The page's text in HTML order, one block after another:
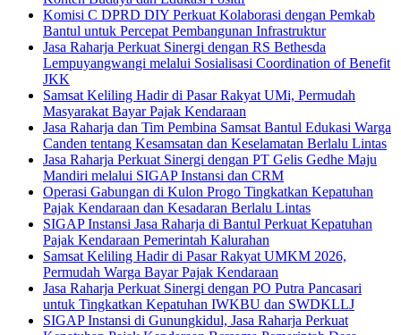
Komisi C DPRD DIY Perkuat Kolaborasi dengan Pemkab
Bantul untuk Percepat Pembangunan Infrastruktur
Jasa Raharja Perkuat Sinergi dengan RS Bethesda
Lempuyangwangi melalui Sosialisasi Coordination of Benefit
JKK
Samsat Keliling Hadir di Pasar Rakyat UMi, Permudah
Masyarakat Bayar Pajak Kendaraan
Jasa Raharja dan Tim Pembina Samsat Bantul Edukasi Warga
Canden tentang Kesamsatan dan Keselamatan Berlalu Lintas
Jasa Raharja Perkuat Sinergi dengan PT Gelis Gedhe Maju
Mandiri melalui SIGAP Instansi dan CRM
Operasi Gabungan di Kulon Progo Tingkatkan Kepatuhan
Pajak Kendaraan dan Kesadaran Berlalu Lintas
SIGAP Instansi Jasa Raharja di Bantul Perkuat Kepatuhan
Pajak Kendaraan Pemerintah Kalurahan
Samsat Keliling Hadir di Pasar Rakyat UMKM 2026,
Permudah Warga Bayar Pajak Kendaraan
Jasa Raharja Perkuat Sinergi dengan PO Putra Pancasari
untuk Tingkatkan Kepatuhan IWKBU dan SWDKLLJ
SIGAP Instansi di Gunungkidul, Jasa Raharja Perkuat